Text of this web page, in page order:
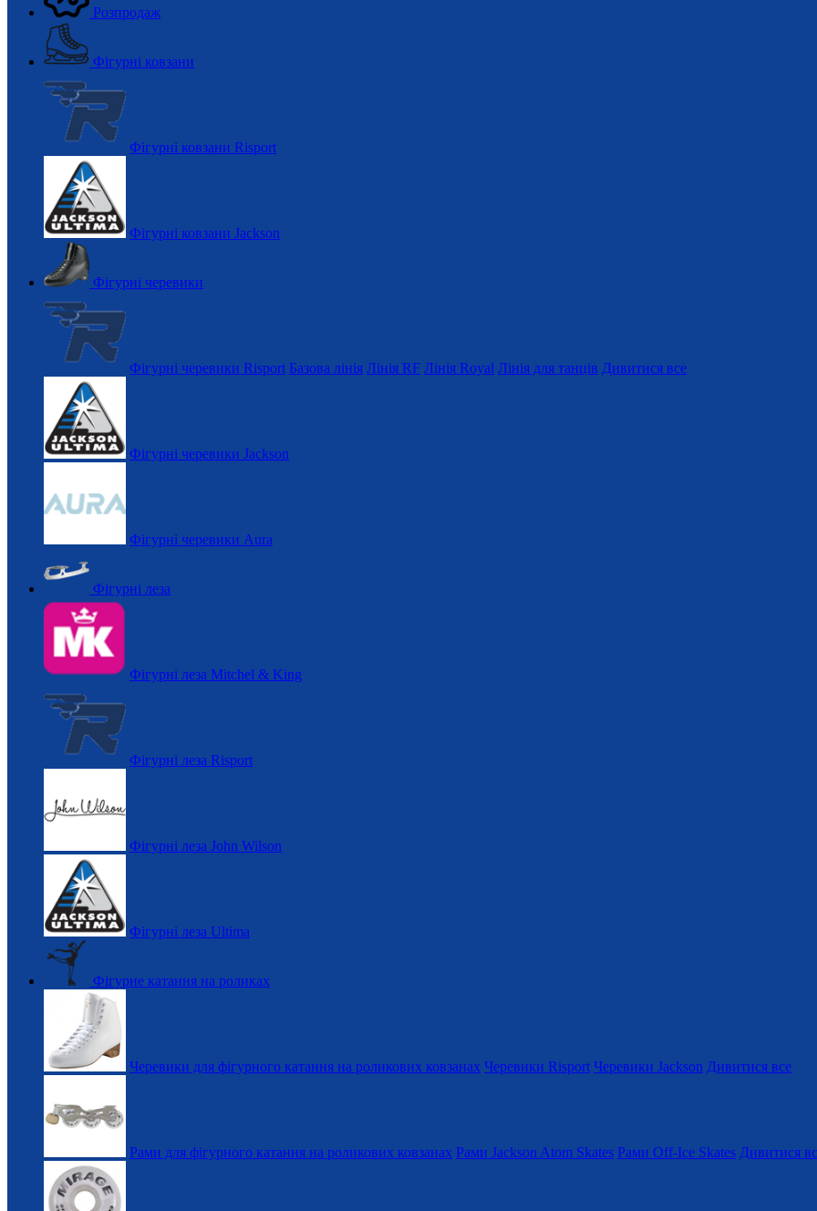
Розпродаж
Фігурні ковзани
Фігурні ковзани Risport
Фігурні ковзани Jackson
Фігурні черевики
Фігурні черевики Risport Базова лінія Лінія RF Лінія Royal Лінія для танців Дивитися все
Фігурні черевики Jackson
Фігурні черевики Aura
Фігурні леза
Фігурні леза Mitchel & King
Фігурні леза Risport
Фігурні леза John Wilson
Фігурні леза Ultima
Фігурне катання на роликах
Черевики для фігурного катання на роликових ковзанах Черевики Risport Черевики Jackson Дивитися все
Рами для фігурного катання на роликових ковзанах Рами Jackson Atom Skates Рами Off-Ice Skates Дивитися